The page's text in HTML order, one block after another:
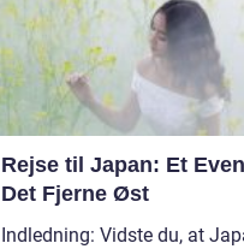
Rejse til Japan: Et
Det Fjerne Øst
Indledning: Vidste du, at